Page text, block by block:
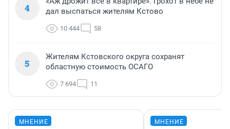
4
дал выспаться жителям Кстово
10 444 58
5
Жителям Кстовского округа сохранят
областную стоимость ОСАГО
7 694 11
МНЕНИЕ МНЕНИЕ